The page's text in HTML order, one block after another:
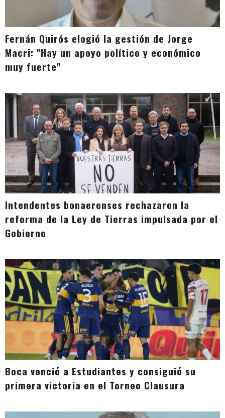
Fernán Quirós elogió la gestión de Jorge
Macri: "Hay un apoyo político y económico
muy fuerte"
Intendentes bonaerenses rechazaron la
reforma de la Ley de Tierras impulsada por el
Gobierno
Boca venció a Estudiantes y consiguió su
primera victoria en el Torneo Clausura